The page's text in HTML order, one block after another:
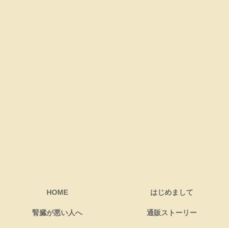
HOME はじめまして
腎臓が悪い人へ 通販ストーリー